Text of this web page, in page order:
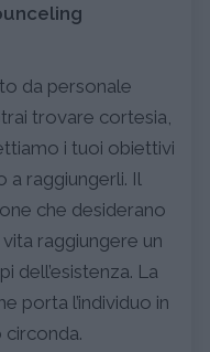
da personale
trovare cortesia,
i tuoi obiettivi
a raggiungerli. Il
che desiderano
raggiungere un
dell’esistenza. La
porta l’individuo in
circonda.